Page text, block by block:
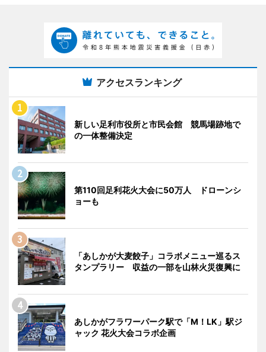
アクセスランキング
新しい足利市役所と市民会館 競馬場跡地で
の一体整備決定
第110回足利花火大会に50万人 ドローンシ
ョーも
「あしかが大麦餃子」コラボメニュー巡るス
タンプラリー 収益の一部を山林火災復興に
あしかがフラワーパーク駅で「M！LK」駅ジ
ャック 花火大会コラボ企画